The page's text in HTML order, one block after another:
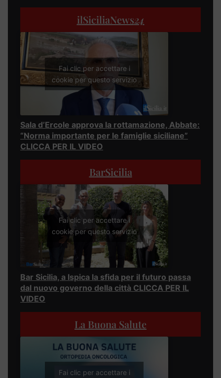
ilSiciliaNews24
Fai clic per accettare i
cookie per questo servizio
Sala d’Ercole approva la rottamazione, Abbate:
“Norma importante per le famiglie siciliane”
CLICCA PER IL VIDEO
BarSicilia
Fai clic per accettare i
cookie per questo servizio
Bar Sicilia, a Ispica la sfida per il futuro passa
dal nuovo governo della città CLICCA PER IL
VIDEO
La Buona Salute
Fai clic per accettare i